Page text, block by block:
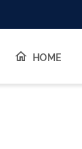
HOME